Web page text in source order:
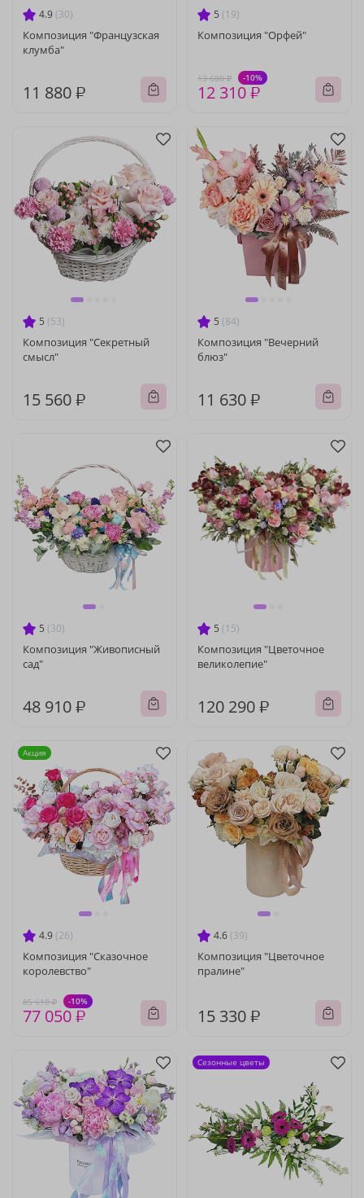
4.9 (30)
Композиция "Французская
клумба"
11 880 ₽
5 (19)
Композиция "Орфей"
13 680 ₽ -10%
12 310 ₽
5 (53)
Композиция "Секретный
смысл"
15 560 ₽
5 (84)
Композиция "Вечерний
блюз"
11 630 ₽
5 (30)
Композиция "Живописный
сад"
48 910 ₽
5 (15)
Композиция "Цветочное
великолепие"
120 290 ₽
4.9 (26)
Композиция "Сказочное
королевство"
85 610 ₽ -10%
77 050 ₽
Акция
4.6 (39)
Композиция "Цветочное
пралине"
15 330 ₽
Сезонные цветы